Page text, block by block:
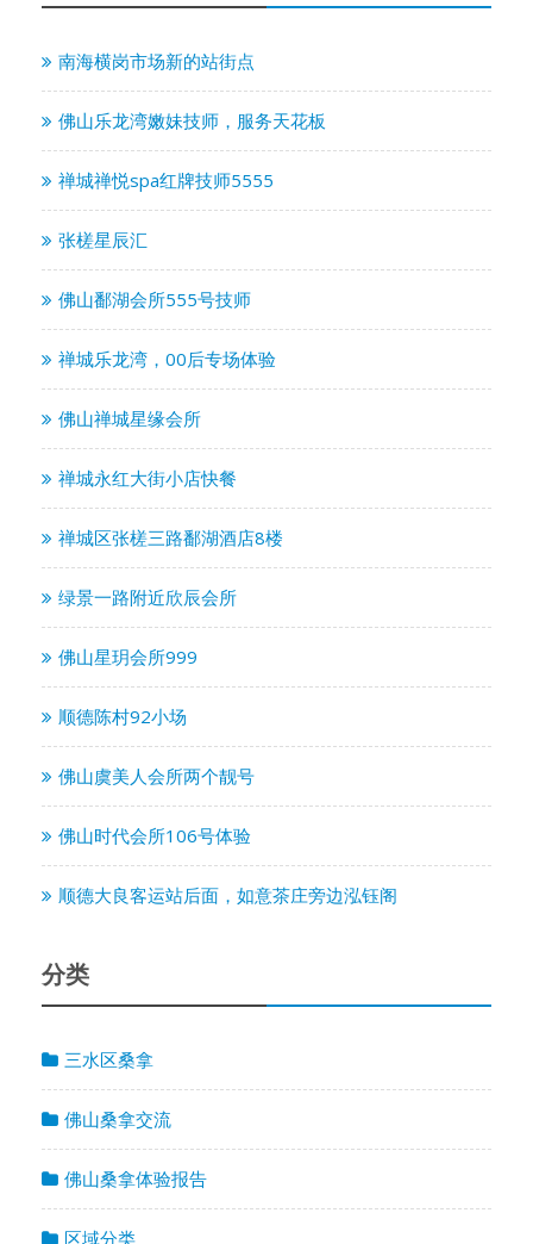
南海横岗市场新的站街点
佛山乐龙湾嫩妹技师，服务天花板
禅城禅悦spa红牌技师5555
张槎星辰汇
佛山鄱湖会所555号技师
禅城乐龙湾，00后专场体验
佛山禅城星缘会所
禅城永红大街小店快餐
禅城区张槎三路鄱湖酒店8楼
绿景一路附近欣辰会所
佛山星玥会所999
顺德陈村92小场
佛山虞美人会所两个靓号
佛山时代会所106号体验
顺德大良客运站后面，如意茶庄旁边泓钰阁
分类
三水区桑拿
佛山桑拿交流
佛山桑拿体验报告
区域分类